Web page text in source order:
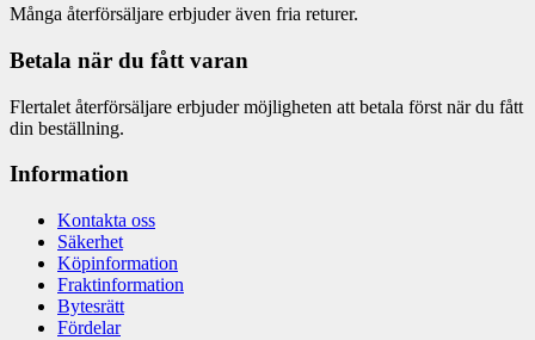
Många återförsäljare erbjuder även fria returer.
Betala när du fått varan
Flertalet återförsäljare erbjuder möjligheten att betala först när du fått
din beställning.
Information
Kontakta oss
Säkerhet
Köpinformation
Fraktinformation
Bytesrätt
Fördelar